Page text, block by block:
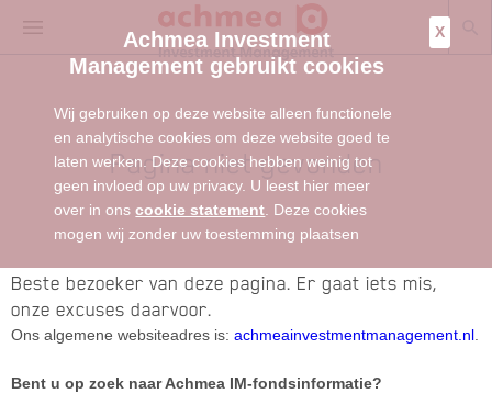
Achmea Investment
Management gebruikt cookies
Wij gebruiken op deze website alleen functionele
en analytische cookies om deze website goed te
laten werken. Deze cookies hebben weinig tot
geen invloed op uw privacy. U leest hier meer
over in onscookie statement . Deze cookies
mogen wij zonder uw toestemming plaatsen
X
Pagina niet gevonden
Beste bezoeker van deze pagina. Er gaat iets mis,
onze excuses daarvoor.
Ons algemene websiteadres is: achmeainvestmentmanagement.nl
Bent u op zoek naar Achmea IM-fondsinformatie?